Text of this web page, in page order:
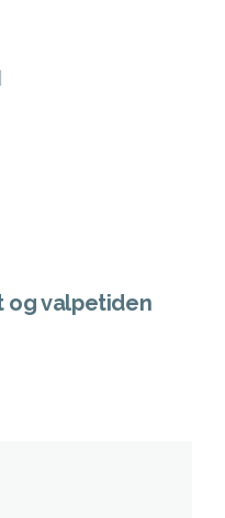
og valpetiden